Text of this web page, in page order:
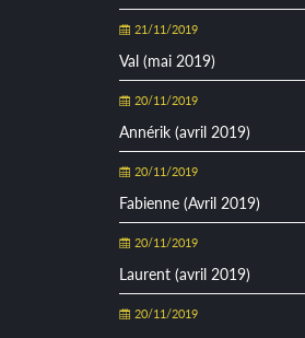
21/11/2019
Val (mai 2019)
20/11/2019
Annérik (avril 2019)
20/11/2019
Fabienne (Avril 2019)
20/11/2019
Laurent (avril 2019)
20/11/2019